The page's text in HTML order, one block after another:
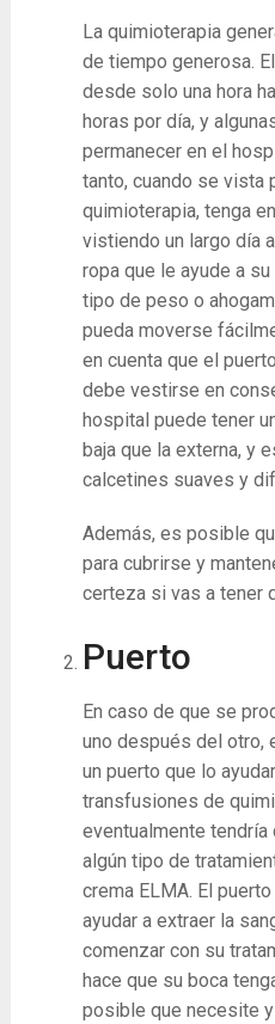
La quimioterapia
de tiempo generosa.
desde solo una hora
horas por día, y
permanecer en el
tanto, cuando se vista
quimioterapia, tenga
vistiendo un largo día
ropa que le ayude a
tipo de peso o
pueda moverse
en cuenta que el
debe vestirse en
hospital puede tener
baja que la externa, y
calcetines suaves y
Además, es posible
para cubrirse y
certeza si vas a tener
Puerto
En caso de que se
uno después del otro,
un puerto que lo
transfusiones de
eventualmente
algún tipo de
crema ELMA. El
ayudar a extraer la
comenzar con su
hace que su boca
posible que necesite